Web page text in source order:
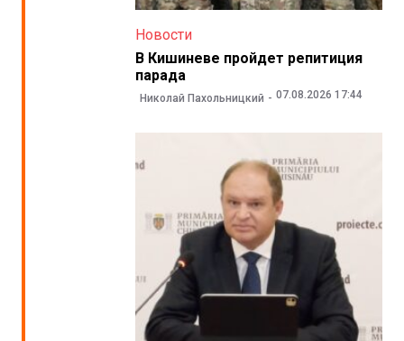
Новости
В Кишиневе пройдет репитиция
парада
Николай Пахольницкий 07.08.2026 17:44